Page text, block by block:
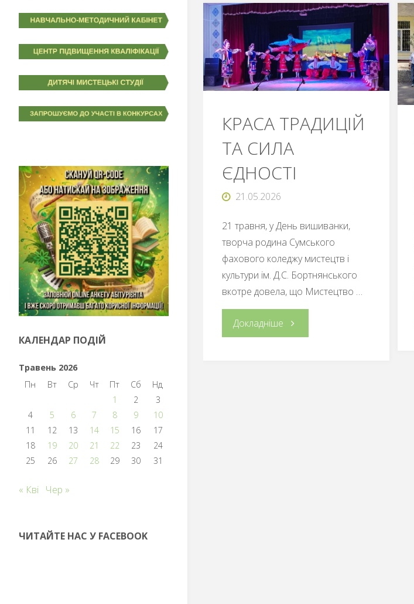
КРАСА ТРАДИЦІЙ
ТА СИЛА
ЄДНОСТІ
21.05.2026
21 травня, у День вишиванки,
творча родина Сумського
фахового коледжу мистецтв і
культури ім. Д.С. Бортнянського
вкотре довела, що Мистецтво …
Докладніше "КРАСА
КАЛЕНДАР ПОДІЙ
Травень 2026
Пн
Вт Ср Чт Пт Сб
Нд
1
2
3
4
5 6 7 8 9
10
11
12 13 14 15 16
17
18
19 20 21 22 23
24
25
26 27 28 29 30 31
« Кві Чер »
ЧИТАЙТЕ НАС У FACEBOOK